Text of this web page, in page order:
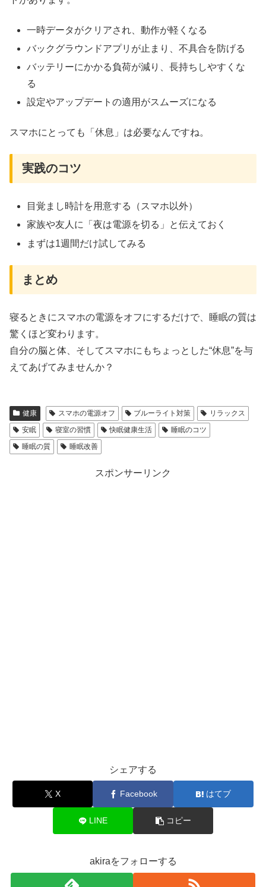
一時データがクリアされ、動作が軽くなる
バックグラウンドアプリが止まり、不具合を防げる
バッテリーにかかる負荷が減り、長持ちしやすくな
る
設定やアップデートの適用がスムーズになる
スマホにとっても「休息」は必要なんですね。
実践のコツ
目覚まし時計を用意する（スマホ以外）
家族や友人に「夜は電源を切る」と伝えておく
まずは1週間だけ試してみる
まとめ
寝るときにスマホの電源をオフにするだけで、睡眠の質は
驚くほど変わります。
自分の脳と体、そしてスマホにもちょっとした“休息”を与
えてあげてみませんか？
健康 スマホの電源オフ ブルーライト対策
リラックス
安眠
寝室の習慣 快眠健康生活
睡眠のコツ
睡眠の質
睡眠改善
スポンサーリンク
シェアする
X Facebook はてブ
LINE コピー
akiraをフォローする